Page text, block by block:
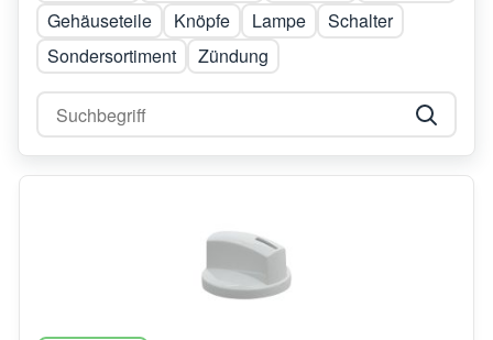
Gehäuseteile
Knöpfe Lampe
Schalter
Sondersortiment
Zündung